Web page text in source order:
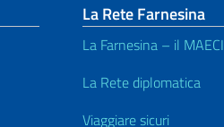
La Rete Farnesina
La Farnesina – il MAECI
La Rete diplomatica
Viaggiare sicuri